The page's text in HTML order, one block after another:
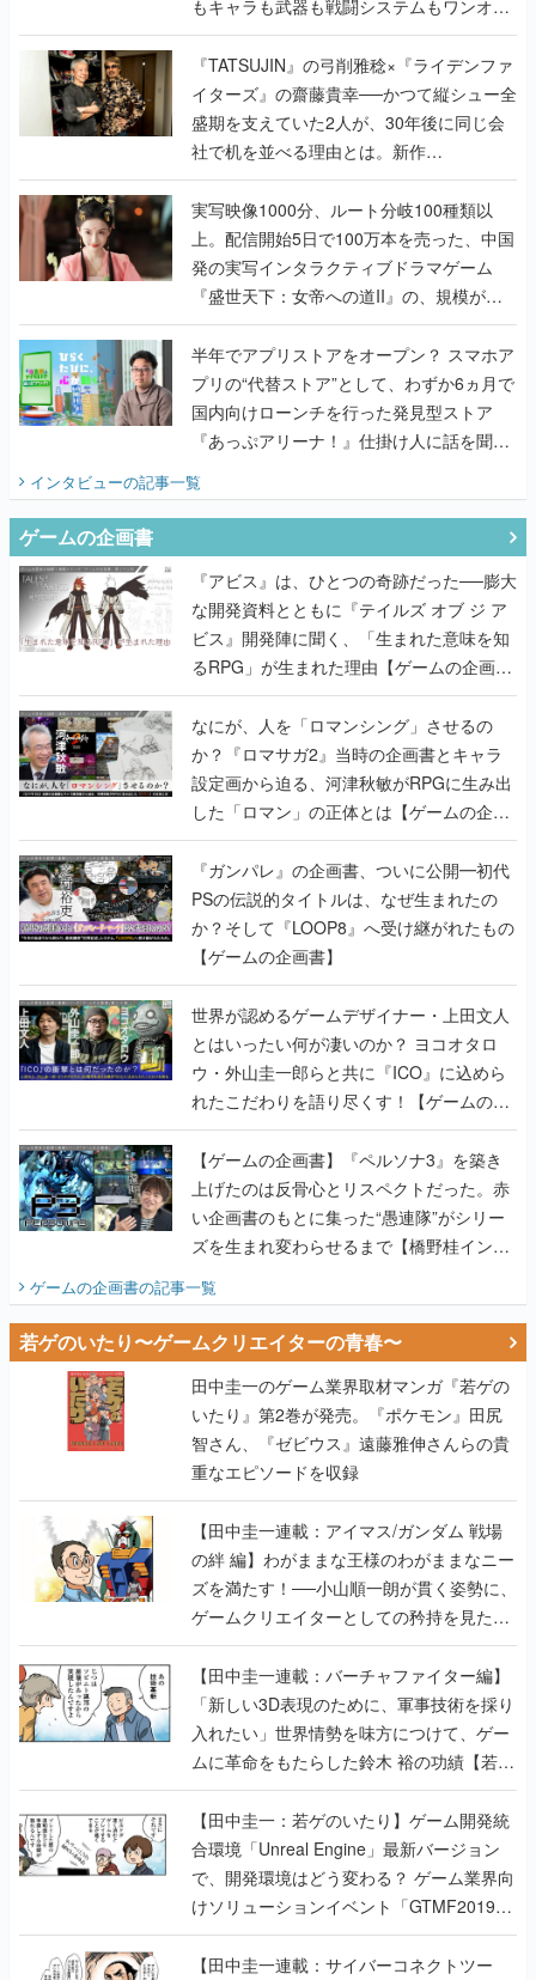
もキャラも武器も戦闘システムもワンオフ
で作り込まれた理由を両ディレクターに聞
く
『TATSUJIN』の弓削雅稔×『ライデンファ
イターズ』の齋藤貴幸──かつて縦シュー全
盛期を支えていた2人が、30年後に同じ会
社で机を並べる理由とは。新作
『TATSUJIN EXTREME』で初タッグを組
んだレジェンド2人に訊く開発秘話
実写映像1000分、ルート分岐100種類以
上。配信開始5日で100万本を売った、中国
発の実写インタラクティブドラマゲーム
『盛世天下：女帝への道II』の、規模が違
うこだわりをプロデューサーに聞いた
半年でアプリストアをオープン？ スマホア
プリの“代替ストア”として、わずか6ヵ月で
国内向けローンチを行った発見型ストア
『あっぷアリーナ！』仕掛け人に話を聞い
てみた
インタビューの記事一覧
ゲームの企画書
『アビス』は、ひとつの奇跡だった──膨大
な開発資料とともに『テイルズ オブ ジ ア
ビス』開発陣に聞く、「生まれた意味を知
るRPG」が生まれた理由【ゲームの企画
書】
なにが、人を「ロマンシング」させるの
か？『ロマサガ2』当時の企画書とキャラ
設定画から迫る、河津秋敏がRPGに生み出
した「ロマン」の正体とは【ゲームの企画
書】
『ガンパレ』の企画書、ついに公開━初代
PSの伝説的タイトルは、なぜ生まれたの
か？そして『LOOP8』へ受け継がれたもの
【ゲームの企画書】
世界が認めるゲームデザイナー・上田文人
とはいったい何が凄いのか？ ヨコオタロ
ウ・外山圭一郎らと共に『ICO』に込めら
れたこだわりを語り尽くす！【ゲームの企
画書】
【ゲームの企画書】『ペルソナ3』を築き
上げたのは反骨心とリスペクトだった。赤
い企画書のもとに集った“愚連隊”がシリー
ズを生まれ変わらせるまで【橋野桂インタ
ビュー】
ゲームの企画書の記事一覧
若ゲのいたり〜ゲームクリエイターの青春〜
田中圭一のゲーム業界取材マンガ『若ゲの
いたり』第2巻が発売。『ポケモン』田尻
智さん、『ゼビウス』遠藤雅伸さんらの貴
重なエピソードを収録
【田中圭一連載：アイマス/ガンダム 戦場
の絆 編】わがままな王様のわがままなニー
ズを満たす！──小山順一朗が貫く姿勢に、
ゲームクリエイターとしての矜持を見た
【若ゲのいたり最終回】
【田中圭一連載：バーチャファイター編】
「新しい3D表現のために、軍事技術を採り
入れたい」世界情勢を味方につけて、ゲー
ムに革命をもたらした鈴木 裕の功績【若ゲ
のいたり】
【田中圭一：若ゲのいたり】ゲーム開発統
合環境「Unreal Engine」最新バージョン
で、開発環境はどう変わる？ ゲーム業界向
けソリューションイベント「GTMF2019」
に行って、より理解を深めよう【PR】
【田中圭一連載：サイバーコネクトツー